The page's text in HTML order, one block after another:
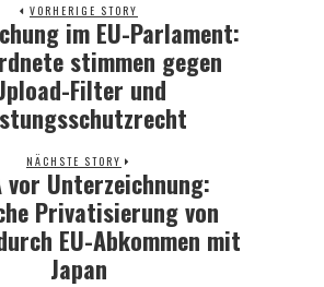
VORHERIGE STORY
Previous
post:
im EU-Parlament:
stimmen gegen
Filter und
NÄCHSTE STORY
Next
post:
vor Unterzeichnung:
Privatisierung von
EU-Abkommen mit
Japan